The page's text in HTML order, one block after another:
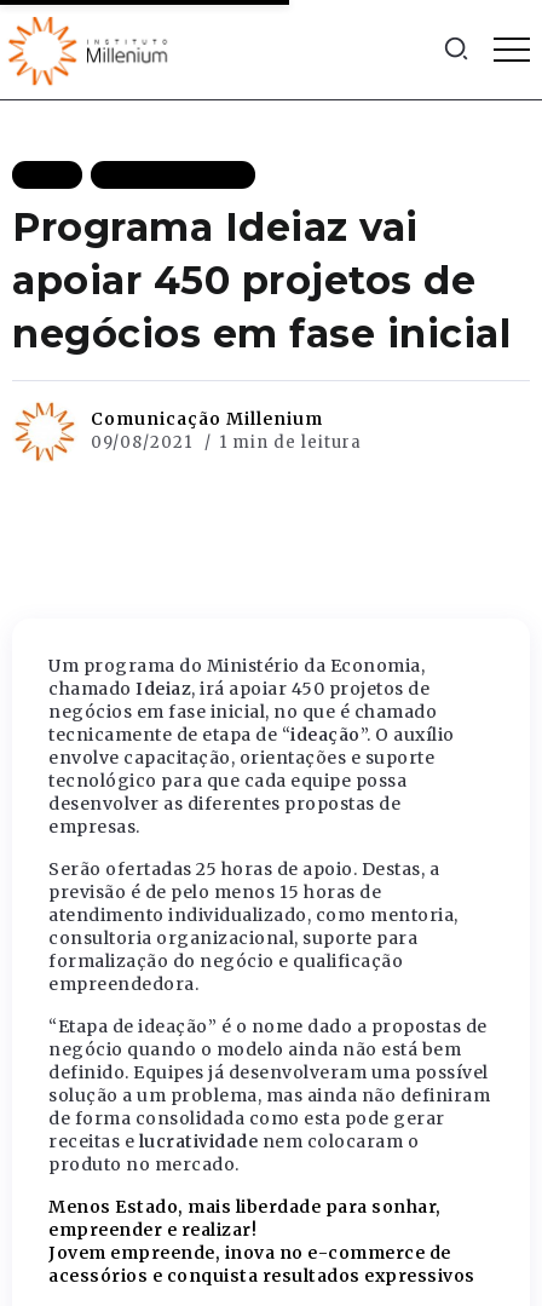
Programa Ideiaz vai
apoiar 450 projetos de
negócios em fase inicial
Comunicação Millenium
09/08/2021 1 min de leitura
Um programa do Ministério da Economia,
chamado Ideiaz, irá apoiar 450 projetos de
negócios em fase inicial, no que é chamado
tecnicamente de etapa de “ideação”. O auxílio
envolve capacitação, orientações e suporte
tecnológico para que cada equipe possa
desenvolver as diferentes propostas de
empresas.
Serão ofertadas 25 horas de apoio. Destas, a
previsão é de pelo menos 15 horas de
atendimento individualizado, como mentoria,
consultoria organizacional, suporte para
formalização do negócio e qualificação
empreendedora.
“Etapa de ideação” é o nome dado a propostas de
negócio quando o modelo ainda não está bem
definido. Equipes já desenvolveram uma possível
solução a um problema, mas ainda não definiram
de forma consolidada como esta pode gerar
receitas e lucratividade nem colocaram o
produto no mercado.
Menos Estado, mais liberdade para sonhar,
empreender e realizar!
Jovem empreende, inova no e-commerce de
acessórios e conquista resultados expressivos